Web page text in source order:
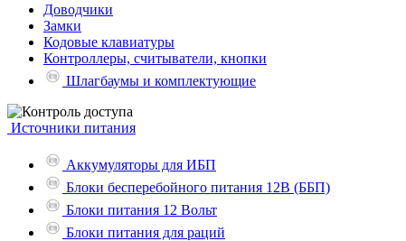
Доводчики
Замки
Кодовые клавиатуры
Контроллеры, считыватели, кнопки
Шлагбаумы и комплектующие
Источники питания
Аккумуляторы для ИБП
Блоки бесперебойного питания 12В (ББП)
Блоки питания 12 Вольт
Блоки питания для раций